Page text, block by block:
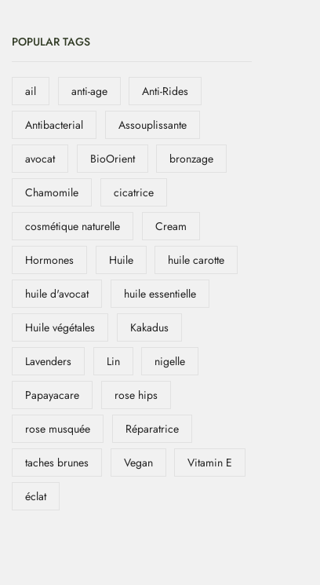
POPULAR TAGS
ail anti-age Anti-Rides
Antibacterial Assouplissante
avocat BioOrient bronzage
Chamomile cicatrice
cosmétique naturelle Cream
Hormones Huile huile carotte
huile d'avocat huile essentielle
Huile végétales Kakadus
Lavenders Lin nigelle
Papayacare rose hips
rose musquée Réparatrice
taches brunes Vegan Vitamin E
éclat